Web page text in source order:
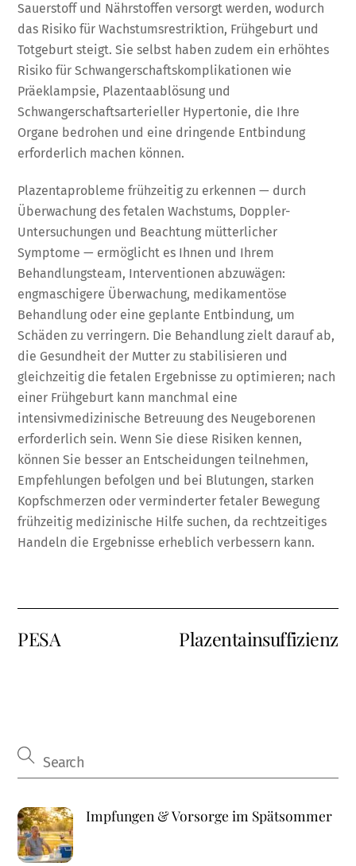
Sauerstoff und Nährstoffen versorgt werden, wodurch
das Risiko für Wachstumsrestriktion, Frühgeburt und
Totgeburt steigt. Sie selbst haben zudem ein erhöhtes
Risiko für Schwangerschaftskomplikationen wie
Präeklampsie, Plazentaablösung und
Schwangerschaftsarterieller Hypertonie, die Ihre
Organe bedrohen und eine dringende Entbindung
erforderlich machen können.
Plazentaprobleme frühzeitig zu erkennen — durch
Überwachung des fetalen Wachstums, Doppler-
Untersuchungen und Beachtung mütterlicher
Symptome — ermöglicht es Ihnen und Ihrem
Behandlungsteam, Interventionen abzuwägen:
engmaschigere Überwachung, medikamentöse
Behandlung oder eine geplante Entbindung, um
Schäden zu verringern. Die Behandlung zielt darauf ab,
die Gesundheit der Mutter zu stabilisieren und
gleichzeitig die fetalen Ergebnisse zu optimieren; nach
einer Frühgeburt kann manchmal eine
intensivmedizinische Betreuung des Neugeborenen
erforderlich sein. Wenn Sie diese Risiken kennen,
können Sie besser an Entscheidungen teilnehmen,
Empfehlungen befolgen und bei Blutungen, starken
Kopfschmerzen oder verminderter fetaler Bewegung
frühzeitig medizinische Hilfe suchen, da rechtzeitiges
Handeln die Ergebnisse erheblich verbessern kann.
PESA Plazentainsuffizienz
Impfungen & Vorsorge im Spätsommer